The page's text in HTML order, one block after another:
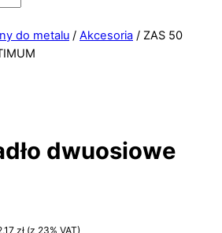
do metalu / Akcesoria / ZAS 50
dwuosiowe
zł (z 23% VAT)